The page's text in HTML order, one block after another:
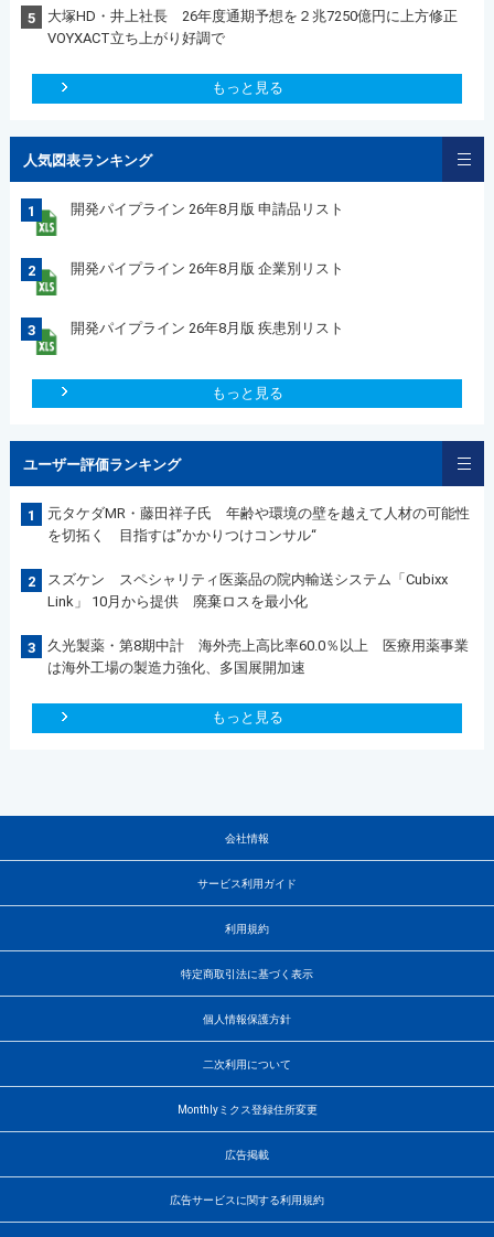
5
大塚HD・井上社長 26年度通期予想を２兆7250億円に上方修正
VOYXACT立ち上がり好調で
もっと見る
人気図表ランキング
1 開発パイプライン 26年8月版 申請品リスト
2 開発パイプライン 26年8月版 企業別リスト
3 開発パイプライン 26年8月版 疾患別リスト
もっと見る
ユーザー評価ランキング
1
元タケダMR・藤田祥子氏 年齢や環境の壁を越えて人材の可能性
を切拓く 目指すは”かかりつけコンサル“
2
スズケン スペシャリティ医薬品の院内輸送システム「Cubixx
Link」 10月から提供 廃棄ロスを最小化
3
久光製薬・第8期中計 海外売上高比率60.0％以上 医療用薬事業
は海外工場の製造力強化、多国展開加速
もっと見る
会社情報
サービス利用ガイド
利用規約
特定商取引法に基づく表示
個人情報保護方針
二次利用について
Monthlyミクス登録住所変更
広告掲載
広告サービスに関する利用規約